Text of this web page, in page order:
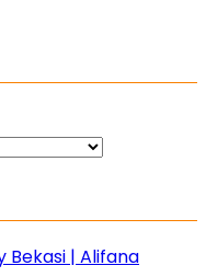
Bekasi | Alifana